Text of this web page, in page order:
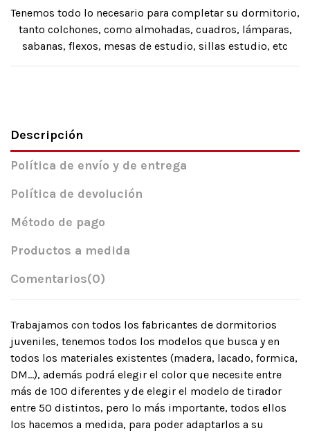
Tenemos todo lo necesario para completar su dormitorio,
tanto colchones, como almohadas, cuadros, lámparas,
sabanas, flexos, mesas de estudio, sillas estudio, etc
Descripción
Política de envío y de entrega
Política de devolución
Método de pago
Productos a medida
Comentarios(0)
Trabajamos con todos los fabricantes de dormitorios
juveniles, tenemos todos los modelos que busca y en
todos los materiales existentes (madera, lacado, formica,
DM…), además podrá elegir el color que necesite entre
más de 100 diferentes y de elegir el modelo de tirador
entre 50 distintos, pero lo más importante, todos ellos
los hacemos a medida, para poder adaptarlos a su